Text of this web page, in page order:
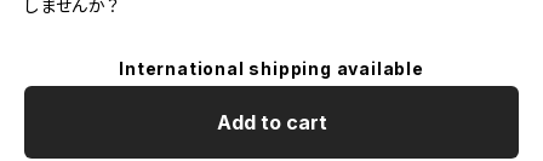
しませんか？
International shipping available
Add to cart